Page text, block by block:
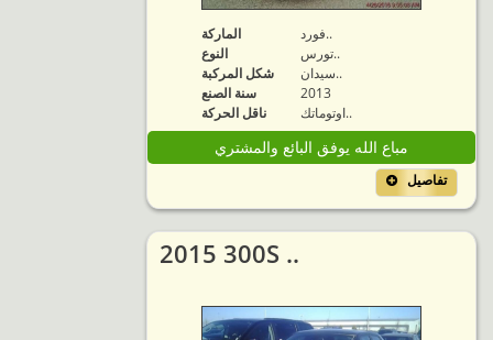
الماركة
فورد..
النوع
تورس..
شكل المركبة
سيدان..
سنة الصنع
2013
ناقل الحركة
اوتوماتك..
مباع الله يوفق البائع والمشتري
تفاصيل
2015 300S ..